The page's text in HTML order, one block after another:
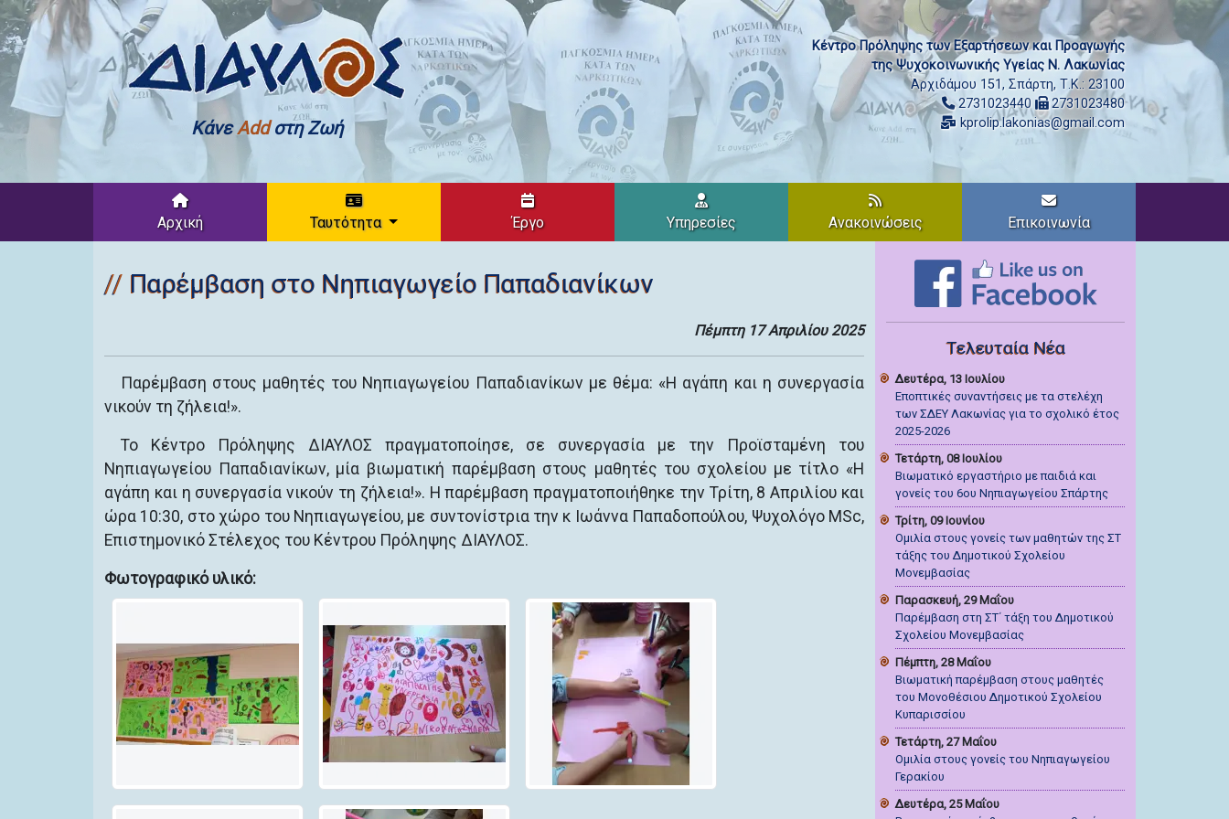
ΚάνεAddστη Ζωή
Κέντρο Πρόληψης των Εξαρτήσεων και Προαγωγής
της Ψυχοκοινωνικής Υγείας Ν. Λακωνίας
Αρχιδάμου 151, Σπάρτη, Τ.Κ.: 23100
2731023440
2731023480
kprolip.lakonias@gmail.com
Αρχική Ταυτότητα Έργο Υπηρεσίες Ανακοινώσεις Επικοινωνία
Παρέμβαση στο Νηπιαγωγείο Παπαδιανίκων
Πέμπτη 17 Απριλίου 2025
Παρέμβαση στους μαθητές του Νηπιαγωγείου Παπαδιανίκων με θέμα: «Η αγάπη και η συνεργασία
νικούν τη ζήλεια!».
Το Κέντρο Πρόληψης ΔΙΑΥΛΟΣ πραγματοποίησε, σε συνεργασία με την Προϊσταμένη του
Νηπιαγωγείου Παπαδιανίκων, μία βιωματική παρέμβαση στους μαθητές του σχολείου με τίτλο «Η
αγάπη και η συνεργασία νικούν τη ζήλεια!». Η παρέμβαση πραγματοποιήθηκε την Τρίτη, 8 Απριλίου και
ώρα 10:30, στο χώρο του Νηπιαγωγείου, με συντονίστρια την κ Ιωάννα Παπαδοπούλου, Ψυχολόγο MSc,
Επιστημονικό Στέλεχος του Κέντρου Πρόληψης ΔΙΑΥΛΟΣ.
Φωτογραφικό υλικό:
Τελευταία Νέα
Δευτέρα, 13 Ιουλίου
Εποπτικές συναντήσεις με τα στελέχη
των ΣΔΕΥ Λακωνίας για το σχολικό έτος
2025-2026
Τετάρτη, 08 Ιουλίου
Βιωματικό εργαστήριο με παιδιά και
γονείς του 6ου Νηπιαγωγείου Σπάρτης
Τρίτη, 09 Ιουνίου
Ομιλία στους γονείς των μαθητών της ΣΤ
τάξης του Δημοτικού Σχολείου
Μονεμβασίας
Παρασκευή, 29 Μαΐου
Παρέμβαση στη ΣΤ΄ τάξη του Δημοτικού
Σχολείου Μονεμβασίας
Πέμπτη, 28 Μαΐου
Βιωματική παρέμβαση στους μαθητές
του Μονοθέσιου Δημοτικού Σχολείου
Κυπαρισσίου
Τετάρτη, 27 Μαΐου
Ομιλία στους γονείς του Νηπιαγωγείου
Γερακίου
Δευτέρα, 25 Μαΐου